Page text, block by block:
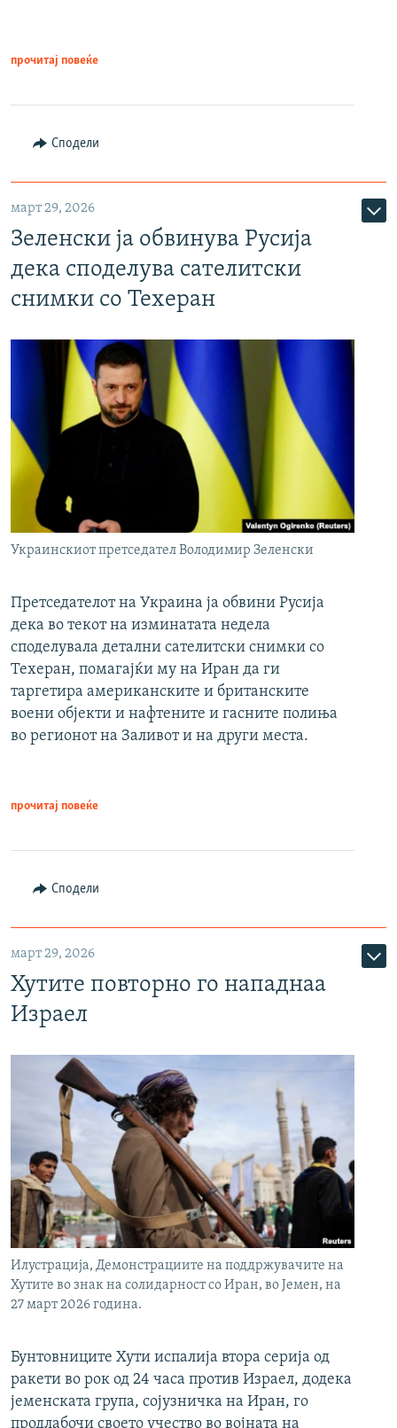
прочитај повеќе
Сподели
март 29, 2026
Зеленски ја обвинува Русија
дека споделува сателитски
снимки со Техеран
Украинскиот претседател Володимир Зеленски
Претседателот на Украина ја обвини Русија
дека во текот на изминатата недела
споделувала детални сателитски снимки со
Техеран, помагајќи му на Иран да ги
таргетира американските и британските
воени објекти и нафтените и гасните полиња
во регионот на Заливот и на други места.
прочитај повеќе
Сподели
март 29, 2026
Хутите повторно го нападнаа
Израел
Илустрација, Демонстрациите на поддржувачите на
Хутите во знак на солидарност со Иран, во Јемен, на
27 март 2026 година.
Бунтовниците Хути испалија втора серија од
ракети во рок од 24 часа против Израел, додека
јеменската група, сојузничка на Иран, го
продлабочи своето учество во војната на